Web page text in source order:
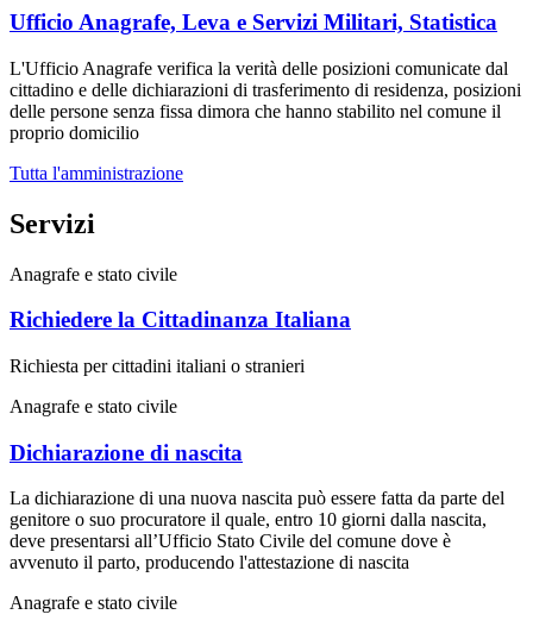
Ufficio Anagrafe, Leva e Servizi Militari, Statistica
L'Ufficio Anagrafe verifica la verità delle posizioni comunicate dal
cittadino e delle dichiarazioni di trasferimento di residenza, posizioni
delle persone senza fissa dimora che hanno stabilito nel comune il
proprio domicilio
Tutta l'amministrazione
Servizi
Anagrafe e stato civile
Richiedere la Cittadinanza Italiana
Richiesta per cittadini italiani o stranieri
Anagrafe e stato civile
Dichiarazione di nascita
La dichiarazione di una nuova nascita può essere fatta da parte del
genitore o suo procuratore il quale, entro 10 giorni dalla nascita,
deve presentarsi all’Ufficio Stato Civile del comune dove è
avvenuto il parto, producendo l'attestazione di nascita
Anagrafe e stato civile